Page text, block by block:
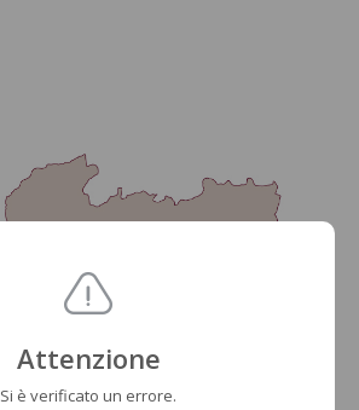
Attenzione
Si è verificato un errore.